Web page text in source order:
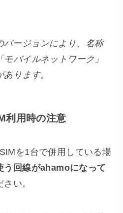
ージョンにより、名称
バイルネットワーク」
ります。
利用時の注意
を1台で併用している場
う回線がahamoになって
い。